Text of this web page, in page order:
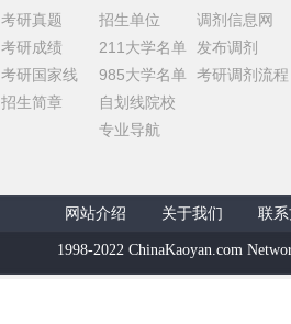
考研真题
考研成绩
考研国家线
招生简章
招生单位
211大学名单
985大学名单
自划线院校
专业导航
调剂信息网
发布调剂
考研调剂流程
网站介绍 关于我们 联
1998-2022 ChinaKaoyan.com